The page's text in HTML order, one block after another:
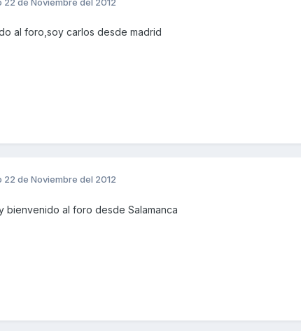
al foro,soy carlos desde madrid
22 de Noviembre del 2012
bienvenido al foro desde Salamanca